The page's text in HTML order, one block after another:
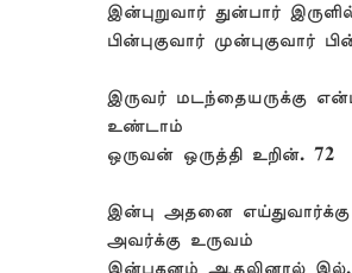
இன்புறுவார் துன்பார்
பின்புகுவார் முன்புகுவார்
இருவர் மடந்தையருக்கு
உண்டாம்
ஒருவன் ஒருத்தி உறின். 72
இன்பு அதனை எய்துவார்க்கு
அவர்க்கு உருவம்